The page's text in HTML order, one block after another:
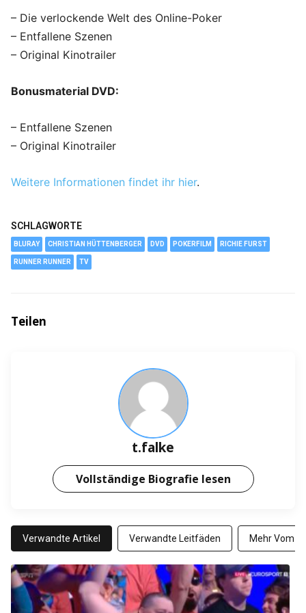
– Die verlockende Welt des Online-Poker
– Entfallene Szenen
– Original Kinotrailer
Bonusmaterial DVD:
– Entfallene Szenen
– Original Kinotrailer
Weitere Informationen findet ihr hier.
SCHLAGWORTE
BLURAY CHRISTIAN HÜTTENBERGER DVD POKERFILM RICHIE FURST
RUNNER RUNNER TV
Teilen
t.falke
Vollständige Biografie lesen
Verwandte Artikel Verwandte Leitfäden Mehr Vom